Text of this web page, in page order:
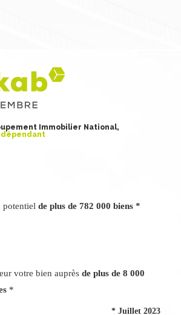
Immobilier National,
potentiel de plus de 782 000 biens *
votre bien auprès de plus de 8 000
*
* Juillet 2023